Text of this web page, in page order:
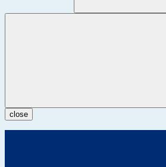
close